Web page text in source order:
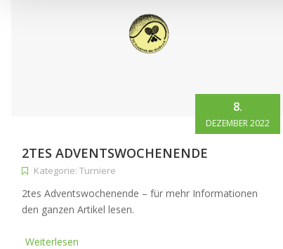
8.
DEZEMBER 2022
2TES ADVENTSWOCHENENDE
Kategorie: Turniere
2tes Adventswochenende – für mehr Informationen
den ganzen Artikel lesen.
Weiterlesen